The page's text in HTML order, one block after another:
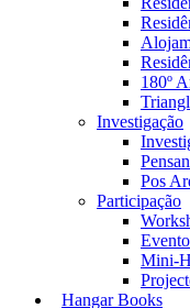
180º
Investigação
Pos
Participação
Mini-
Hangar Books